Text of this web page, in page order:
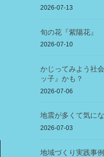
2026-07-13
旬の花『紫陽花』
2026-07-10
かじってみよう社
ッ子』かも？
2026-07-06
地震が多くて気に
2026-07-03
地域づくり実践事